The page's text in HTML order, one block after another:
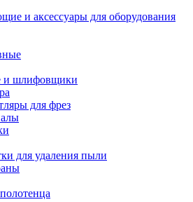
и аксессуары для оборудования
и шлифовщики
для фрез
для удаления пыли